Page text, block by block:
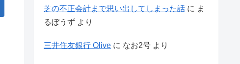
芝の不正会計まで思い出してしまった話 に ま
るぼうず より
三井住友銀行 Olive に なお2号 より